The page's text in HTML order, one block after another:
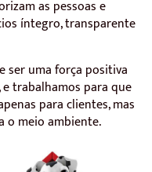
as pessoas e
íntegro, transparente
ser uma força positiva
trabalhamos para que
para clientes, mas
o meio ambiente.